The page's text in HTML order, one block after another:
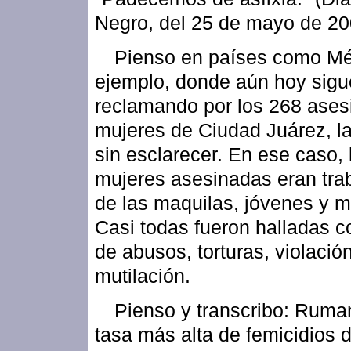
Negro, del 25 de mayo de
Pienso en países como
ejemplo, donde aún hoy
reclamando por los 268
mujeres de Ciudad Juárez,
sin esclarecer. En ese caso,
mujeres asesinadas eran
de las maquilas, jóvenes y
Casi todas fueron halladas
de abusos, torturas,
mutilación.
Pienso y transcribo:
tasa más alta de femicidios